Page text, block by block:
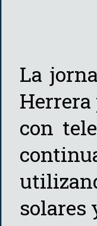
La
con
solares